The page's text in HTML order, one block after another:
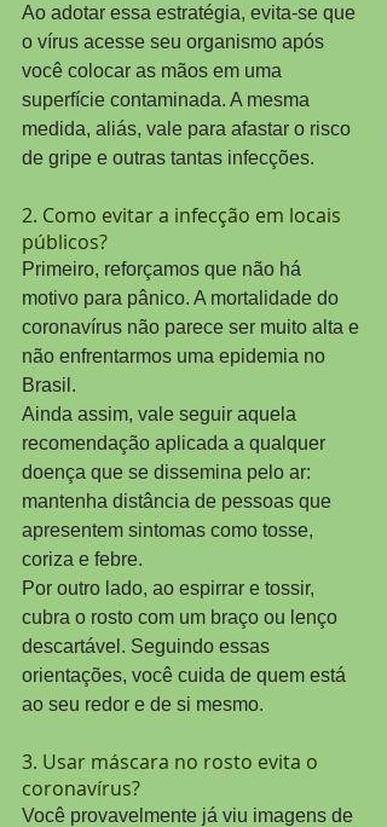
Ao adotar essa estratégia, evita-se que
o vírus acesse seu organismo após
você colocar as mãos em uma
superfície contaminada. A mesma
medida, aliás, vale para afastar o risco
de gripe e outras tantas infecções.
2. Como evitar a infecção em locais
públicos?
Primeiro, reforçamos que não há
motivo para pânico. A mortalidade do
coronavírus não parece ser muito alta e
não enfrentarmos uma epidemia no
Brasil.
Ainda assim, vale seguir aquela
recomendação aplicada a qualquer
doença que se dissemina pelo ar:
mantenha distância de pessoas que
apresentem sintomas como tosse,
coriza e febre.
Por outro lado, ao espirrar e tossir,
cubra o rosto com um braço ou lenço
descartável. Seguindo essas
orientações, você cuida de quem está
ao seu redor e de si mesmo.
3. Usar máscara no rosto evita o
coronavírus?
Você provavelmente já viu imagens de